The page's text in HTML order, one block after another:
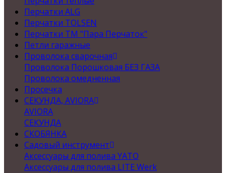
Перчатки ALG
Перчатки TOLSEN
Перчатки ТМ "Пара Перчаток"
Петли гаражные
Проволока сварочная
Проволока Порошковая БЕЗ ГАЗА
Проволока омедненная
Просечка
СЕКУНДА, AVIORA
AVIORA
СЕКУНДА
СКОБЯНКА
Садовый инструмент
Аксессуары для полива YATO
Аксессуары для полива LITE Werk